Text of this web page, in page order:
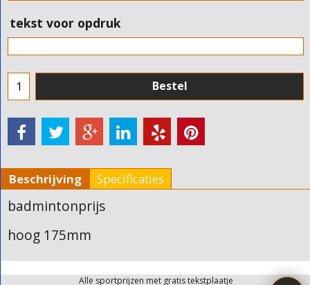
tekst voor opdruk
Bestel
Beschrijving Specificaties
badmintonprijs
hoog 175mm
Alle sportprijzen met gratis tekstplaatje